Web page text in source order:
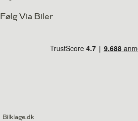
Følg Via Biler
Bilklage.dk